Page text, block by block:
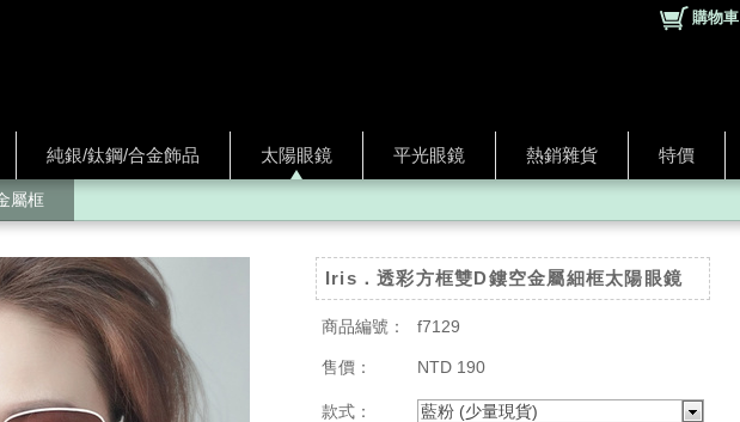
純銀/鈦鋼/合金飾品 太陽眼鏡 平光眼鏡 熱銷雜貨 特價
購物車
屬框
Iris．透彩方框雙D鏤空金屬細框太陽眼鏡
商品編號： f7129
售價： NTD 190
款式： 藍粉 (少量現貨)